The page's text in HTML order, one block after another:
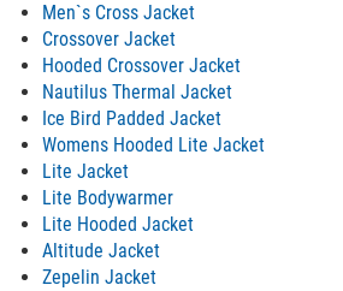
Men`s Cross Jacket
Crossover Jacket
Hooded Crossover Jacket
Nautilus Thermal Jacket
Ice Bird Padded Jacket
Womens Hooded Lite Jacket
Lite Jacket
Lite Bodywarmer
Lite Hooded Jacket
Altitude Jacket
Zepelin Jacket